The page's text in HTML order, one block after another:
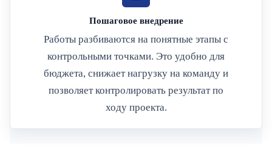
Пошаговое внедрение
Работы разбиваются на понятные этапы с
контрольными точками. Это удобно для
бюджета, снижает нагрузку на команду и
позволяет контролировать результат по
ходу проекта.